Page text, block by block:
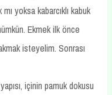
yoksa kabarcıklı kabuk
Ekmek ilk önce
isteyelim. Sonrası
içinin pamuk dokusu